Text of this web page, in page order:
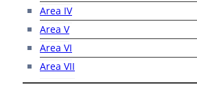
Area IV
Area V
Area VI
Area VII